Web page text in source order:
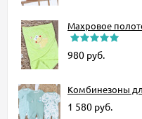
Махровое
980 руб.
Комбинезоны
1 580 руб.